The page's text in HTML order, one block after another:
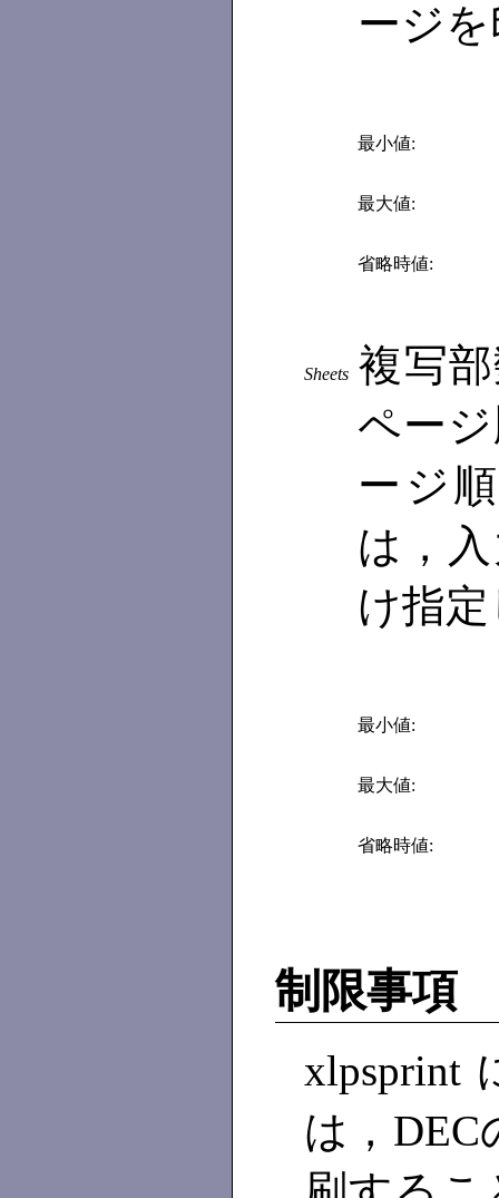
ージ
最小値:
最大値:
省略時値:
Sheets 複写
ペー
ージ
は，
け指
最小値:
最大値:
省略時値:
制限事項
xlpsprint
は，DEC